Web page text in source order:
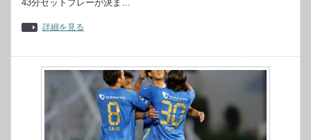
43分セットプレーが決ま…
詳細を見る